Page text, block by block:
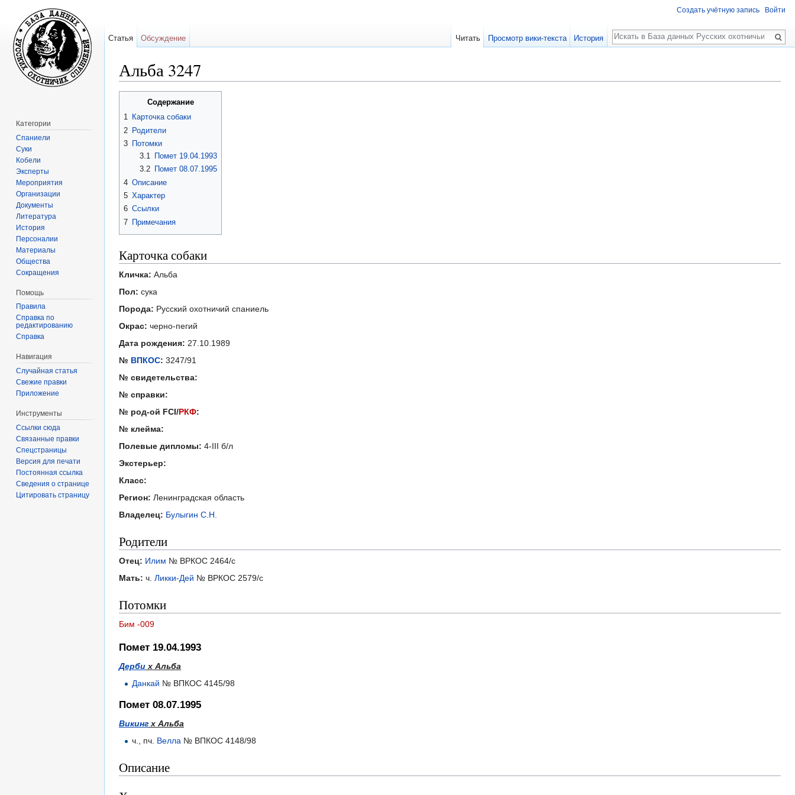
Альба 3247
Содержание
1 Карточка собаки
2 Родители
3 Потомки
3.1
Помет 19.04.1993
3.2
Помет 08.07.1995
4 Описание
5 Характер
6 Ссылки
7 Примечания
Карточка собаки
Кличка: Альба
Пол: сука
Порода: Русский охотничий спаниель
Окрас: черно-пегий
Дата рождения: 27.10.1989
№ ВПКОС: 3247/91
№ свидетельства:
№ справки:
№ род-ой FCI/РКФ:
№ клейма:
Полевые дипломы: 4-III б/л
Экстерьер:
Класс:
Регион: Ленинградская область
Владелец: Булыгин С.Н.
Родители
Отец: Илим № ВРКОС 2464/с
Мать: ч. Ликки-Дей № ВРКОС 2579/с
Потомки
Бим -009
Помет 19.04.1993
Дерби х Альба
Данкай № ВПКОС 4145/98
Помет 08.07.1995
Викингх Альба
ч., пч. Велла № ВПКОС 4148/98
Описание
Создать учётную запись Войти
Статья Обсуждение Читать Просмотр вики-текста История
Поиск
Категории
Спаниели
Суки
Кобели
Эксперты
Мероприятия
Организации
Документы
Литература
История
Персоналии
Материалы
Общества
Сокращения
Помощь
Правила
Справка по
редактированию
Справка
Навигация
Случайная статья
Свежие правки
Приложение
Инструменты
Ссылки сюда
Связанные правки
Спецстраницы
Версия для печати
Постоянная ссылка
Сведения о странице
Цитировать страницу